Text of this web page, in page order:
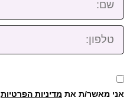
טלפון:
אני מאשר/ת את מדיניות הפרטיות